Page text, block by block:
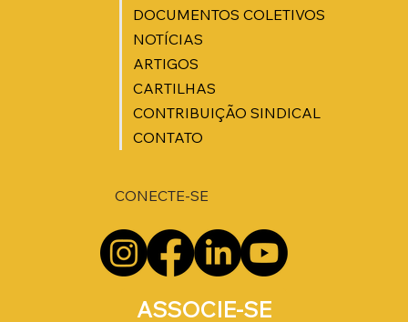
DOCUMENTOS COLETIVOS
NOTÍCIAS
ARTIGOS
CARTILHAS
CONTRIBUIÇÃO SINDICAL
CONTATO
ASSOCIE-SE
CONECTE-SE